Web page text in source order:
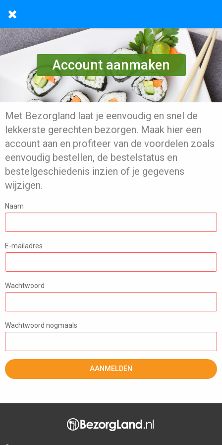
Account aanmaken
Met Bezorgland laat je eenvoudig en snel de
lekkerste gerechten bezorgen. Maak hier een
account aan en profiteer van de voordelen zoals
eenvoudig bestellen, de bestelstatus en
bestelgeschiedenis inzien of je gegevens
wijzigen.
Naam
E-mailadres
Wachtwoord
Wachtwoord nogmaals
AANMELDEN